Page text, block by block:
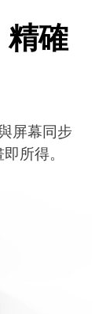
精確
屏幕同步
所得。